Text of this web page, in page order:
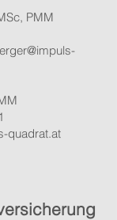
PMM
quadrat.at